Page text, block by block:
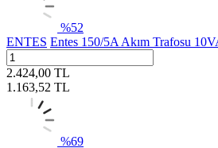
%52
ENTES Entes 150/5A Akım Trafosu
2.424,00 TL
1.163,52 TL
%69